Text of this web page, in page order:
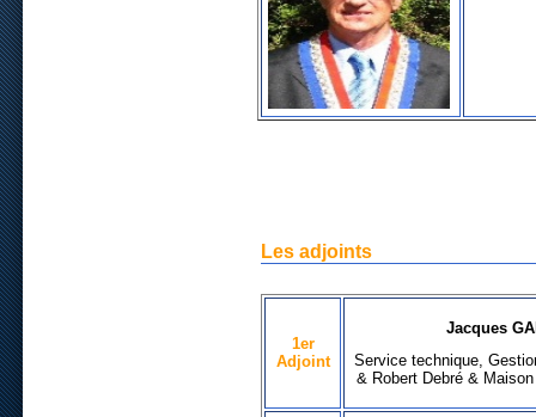
Les adjoints
1er
Adjoint
Jacques
Service technique,
& Robert Debré &